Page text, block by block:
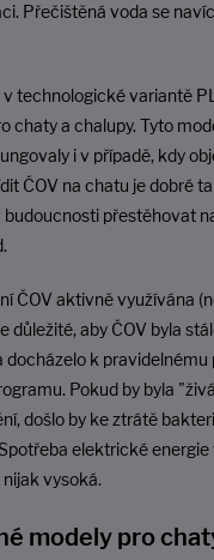
Přečištěná voda se
v technologické variantě
chaty a chalupy. Tyto
i v případě, kdy
ČOV na chatu je dobré
přestěhovat
ČOV aktivně využívána
důležité, aby ČOV byla
docházelo k pravidelnému
Pokud by byla
došlo by ke ztrátě
elektrické energie
vysoká.
modely pro